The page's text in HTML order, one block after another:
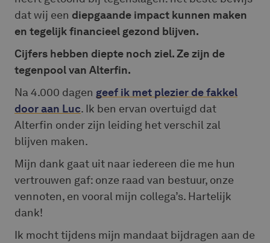
dat wij een diepgaande impact kunnen maken
en tegelijk financieel gezond blijven.
Cijfers hebben diepte noch ziel. Ze zijn de
tegenpool van Alterfin.
Na 4.000 dagen geef ik met plezier de fakkel
door aan Luc. Ik ben ervan overtuigd dat
Alterfin onder zijn leiding het verschil zal
blijven maken.
Mijn dank gaat uit naar iedereen die me hun
vertrouwen gaf: onze raad van bestuur, onze
vennoten, en vooral mijn collega’s. Hartelijk
dank!
Ik mocht tijdens mijn mandaat bijdragen aan de